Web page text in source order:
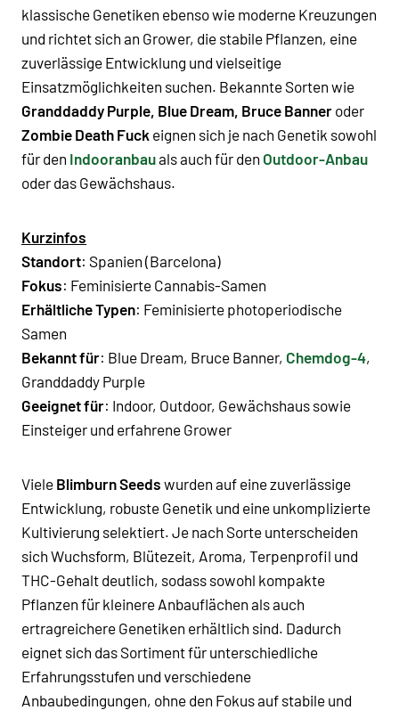
klassische Genetiken ebenso wie moderne Kreuzungen
und richtet sich an Grower, die stabile Pflanzen, eine
zuverlässige Entwicklung und vielseitige
Einsatzmöglichkeiten suchen. Bekannte Sorten wie
Granddaddy Purple, Blue Dream, Bruce Banner oder
Zombie Death Fuck eignen sich je nach Genetik sowohl
für den Indooranbauals auch für den Outdoor-Anbau
oder das Gewächshaus.
Kurzinfos
Standort: Spanien (Barcelona)
Fokus: Feminisierte Cannabis-Samen
Erhältliche Typen: Feminisierte photoperiodische
Samen
Bekannt für: Blue Dream, Bruce Banner, Chemdog-4,
Granddaddy Purple
Geeignet für: Indoor, Outdoor, Gewächshaus sowie
Einsteiger und erfahrene Grower
Viele Blimburn Seeds wurden auf eine zuverlässige
Entwicklung, robuste Genetik und eine unkomplizierte
Kultivierung selektiert. Je nach Sorte unterscheiden
sich Wuchsform, Blütezeit, Aroma, Terpenprofil und
THC-Gehalt deutlich, sodass sowohl kompakte
Pflanzen für kleinere Anbauflächen als auch
ertragreichere Genetiken erhältlich sind. Dadurch
eignet sich das Sortiment für unterschiedliche
Erfahrungsstufen und verschiedene
Anbaubedingungen, ohne den Fokus auf stabile und